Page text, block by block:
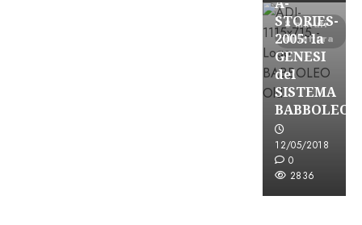
8 minuti
di lettura
STORIES-
2005: la
GENESI
del
SISTEMA
BABBOLEO
12/05/2018
0
2836